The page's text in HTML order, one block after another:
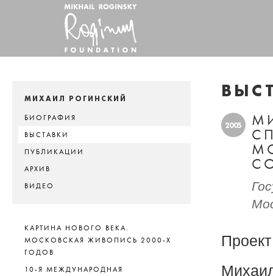
МИХАИЛ РОГИНСКИЙ
БИОГРАФИЯ
ВЫСТАВКИ
ПУБЛИКАЦИИ
АРХИВ
ВИДЕО
КАРТИНА НОВОГО ВЕКА.
МОСКОВСКАЯ ЖИВОПИСЬ 2000-Х
ГОДОВ
10-Я МЕЖДУНАРОДНАЯ
2005